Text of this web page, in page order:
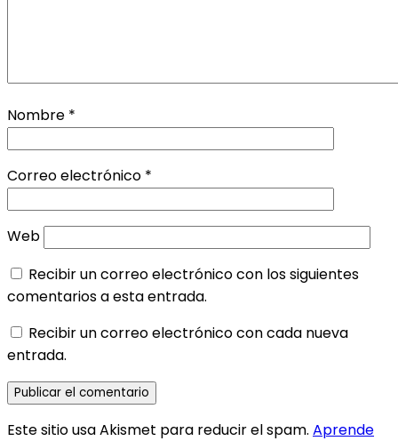
Nombre *
Correo electrónico *
Web
Recibir un correo electrónico con los siguientes
comentarios a esta entrada.
Recibir un correo electrónico con cada nueva
entrada.
Este sitio usa Akismet para reducir el spam. Aprende